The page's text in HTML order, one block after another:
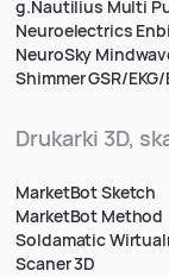
g.Nautilius Multi
Neuroelectrics
NeuroSky
Shimmer GSR/EKG/
Drukarki 3D,
MarketBot Sketch
MarketBot Method
Soldamatic
Scaner 3D